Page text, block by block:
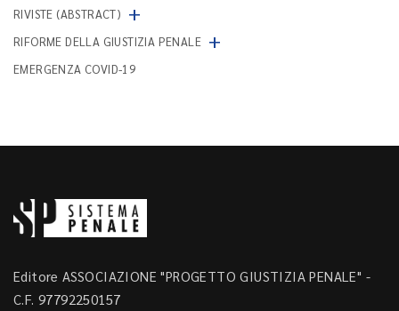
RIVISTE (ABSTRACT) +
RIFORME DELLA GIUSTIZIA PENALE +
EMERGENZA COVID-19
Editore ASSOCIAZIONE "PROGETTO GIUSTIZIA PENALE" -
C.F. 97792250157